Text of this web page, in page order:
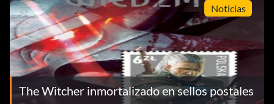
Noticias
The Witcher inmortalizado en sellos postales